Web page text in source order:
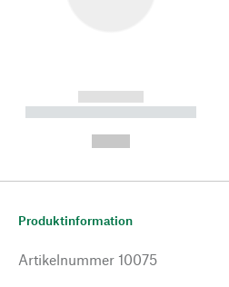
------------
----------- ----------- --------
Produktinformation
Artikelnummer 10075